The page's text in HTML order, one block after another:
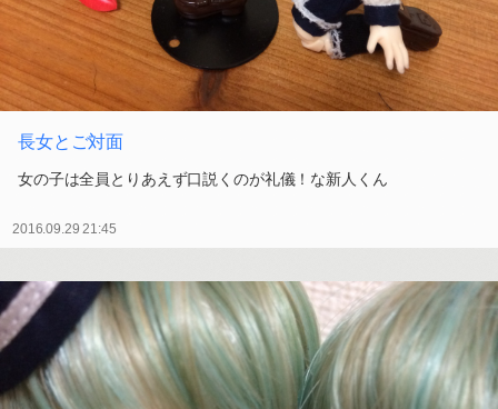
長女とご対面
女の子は全員とりあえず口説くのが礼儀！な新人くん
2016.09.29 21:45